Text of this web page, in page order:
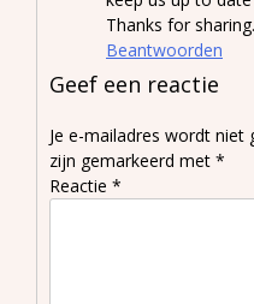
Thanks for sharing.
Beantwoorden
Geef een reactie
Je e-mailadres wordt niet
zijn gemarkeerd met *
Reactie *